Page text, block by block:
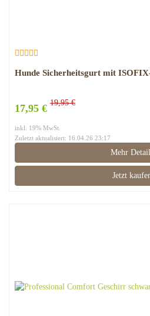
Hunde Sicherheitsgurt mit
17,95 € 19,95 €
inkl. 19% MwSt.
Zuletzt aktualisiert: 16.04.26 23:17
Mehr
Jetzt